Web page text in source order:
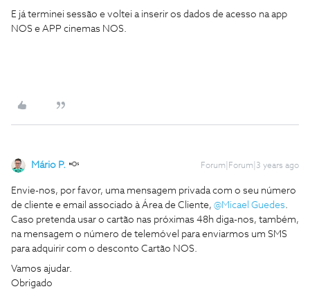
E já terminei sessão e voltei a inserir os dados de acesso na app
NOS e APP cinemas NOS.
Mário P. Forum|Forum|3 years ago
Envie-nos, por favor, uma mensagem privada com o seu número
de cliente e email associado à Área de Cliente, @Micael Guedes.
Caso pretenda usar o cartão nas próximas 48h diga-nos, também,
na mensagem o número de telemóvel para enviarmos um SMS
para adquirir com o desconto Cartão NOS.
Vamos ajudar.
Obrigado